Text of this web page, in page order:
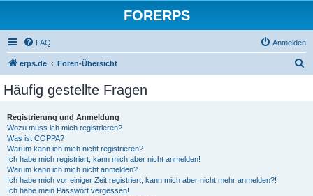
FORERPS
FAQ Anmelden
erps.de Foren-Übersicht
Häufig gestellte Fragen
Registrierung und Anmeldung
Wozu muss ich mich registrieren?
Was ist COPPA?
Warum kann ich mich nicht registrieren?
Ich habe mich registriert, kann mich aber nicht anmelden!
Warum kann ich mich nicht anmelden?
Ich habe mich vor einiger Zeit registriert, kann mich aber nicht mehr anmelden?!
Ich habe mein Passwort vergessen!